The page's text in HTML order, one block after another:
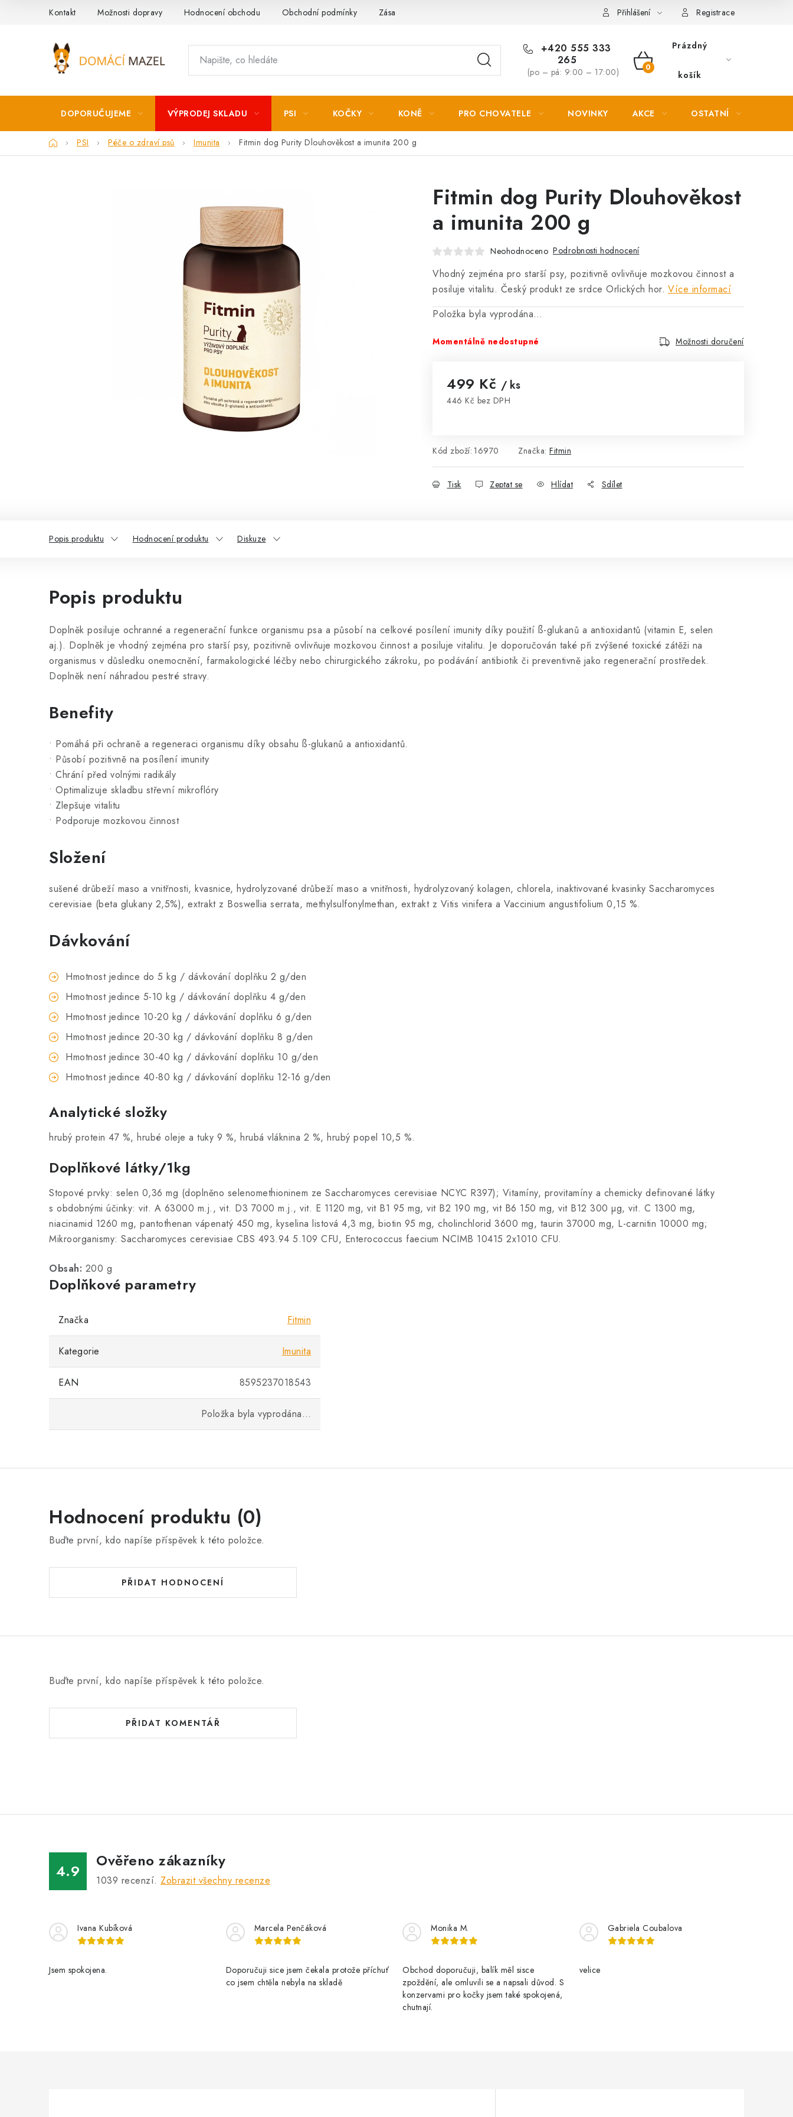
Kontakt Možnosti dopravy Hodnocení obchodu Obchodní podmínky Zásady zpracování osobních údajů Přihlášení Registrace
+420 555 333
265
(po – pá: 9:00 – 17:00)
NÁKUPNÍ
Prázdný
košík
DOPORUČUJEME VÝPRODEJ SKLADU PSI KOČKY KONĚ PRO CHOVATELE NOVINKY AKCE OSTATNÍ
DomůPSI Péče o zdraví psů Imunita Fitmin dog Purity Dlouhověkost a imunita 200 g
Fitmin dog Purity Dlouhověkost
a imunita 200 g
Neohodnoceno Podrobnosti hodnocení
Vhodný zejména pro starší psy, pozitivně ovlivňuje mozkovou činnost a
posiluje vitalitu. Český produkt ze srdce Orlických hor. Více informací
Položka byla vyprodána…
Momentálně nedostupné Možnosti doručení
499 Kč / ks
446 Kč bez DPH
Kód zboží: 16970 Značka: Fitmin
Tisk Zeptat se Hlídat Sdílet
Popis produktu Hodnocení produktu Diskuze
Popis produktu
Doplněk posiluje ochranné a regenerační funkce organismu psa a působí na celkové posílení imunity díky použití ß-glukanů a antioxidantů (vitamin E, selen
aj.). Doplněk je vhodný zejména pro starší psy, pozitivně ovlivňuje mozkovou činnost a posiluje vitalitu. Je doporučován také při zvýšené toxické zátěži na
organismus v důsledku onemocnění, farmakologické léčby nebo chirurgického zákroku, po podávání antibiotik či preventivně jako regenerační prostředek.
Doplněk není náhradou pestré stravy.
Benefity
• Pomáhá při ochraně a regeneraci organismu díky obsahu ß-glukanů a antioxidantů.
• Působí pozitivně na posílení imunity
• Chrání před volnými radikály
• Optimalizuje skladbu střevní mikroflóry
• Zlepšuje vitalitu
• Podporuje mozkovou činnost
Složení
sušené drůbeží maso a vnitřnosti, kvasnice, hydrolyzované drůbeží maso a vnitřnosti, hydrolyzovaný kolagen, chlorela, inaktivované kvasinky Saccharomyces
cerevisiae (beta glukany 2,5%), extrakt z Boswellia serrata, methylsulfonylmethan, extrakt z Vitis vinifera a Vaccinium angustifolium 0,15 %.
Dávkování
Hmotnost jedince do 5 kg / dávkování doplňku 2 g/den
Hmotnost jedince 5-10 kg / dávkování doplňku 4 g/den
Hmotnost jedince 10-20 kg / dávkování doplňku 6 g/den
Hmotnost jedince 20-30 kg / dávkování doplňku 8 g/den
Hmotnost jedince 30-40 kg / dávkování doplňku 10 g/den
Hmotnost jedince 40-80 kg / dávkování doplňku 12-16 g/den
Analytické složky
hrubý protein 47 %, hrubé oleje a tuky 9 %, hrubá vláknina 2 %, hrubý popel 10,5 %.
Doplňkové látky/1kg
Stopové prvky: selen 0,36 mg (doplněno selenomethioninem ze Saccharomyces cerevisiae NCYC R397); Vitamíny, provitamíny a chemicky definované látky
s obdobnými účinky: vit. A 63000 m.j., vit. D3 7000 m.j., vit. E 1120 mg, vit B1 95 mg, vit B2 190 mg, vit B6 150 mg, vit B12 300 µg, vit. C 1300 mg,
niacinamid 1260 mg, pantothenan vápenatý 450 mg, kyselina listová 4,3 mg, biotin 95 mg, cholinchlorid 3600 mg, taurin 37000 mg, L-carnitin 10000 mg;
Mikroorganismy: Saccharomyces cerevisiae CBS 493.94 5.109 CFU, Enterococcus faecium NCIMB 10415 2x1010 CFU.
Obsah: 200 g
Doplňkové parametry
Značka Fitmin
Kategorie Imunita
EAN 8595237018543
Položka byla vyprodána…
Hodnocení produktu (0)
Buďte první, kdo napíše příspěvek k této položce.
PŘIDAT HODNOCENÍ
Buďte první, kdo napíše příspěvek k této položce.
PŘIDAT KOMENTÁŘ
4.9
Ověřeno zákazníky
1039 recenzí. Zobrazit všechny recenze
Ivana Kubíková
Jsem spokojena.
Marcela Penčáková
Doporučuji sice jsem čekala protože příchuť
co jsem chtěla nebyla na skladě
Monika M.
Obchod doporučuji, balík měl sisce
zpoždění, ale omluvili se a napsali důvod. S
konzervami pro kočky jsem také spokojená,
chutnají.
Gabriela Coubalova
velice